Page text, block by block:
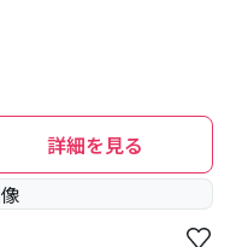
詳細を見る